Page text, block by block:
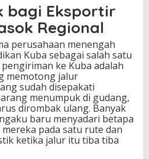
bagi Eksportir
Regional
perusahaan menengah
Kuba sebagai salah satu
ke Kuba adalah
memotong jalur
sudah disepakati
menumpuk di gudang,
dirombak ulang. Banyak
baru menyadari betapa
pada satu rute dan
ketika jalur itu tiba tiba